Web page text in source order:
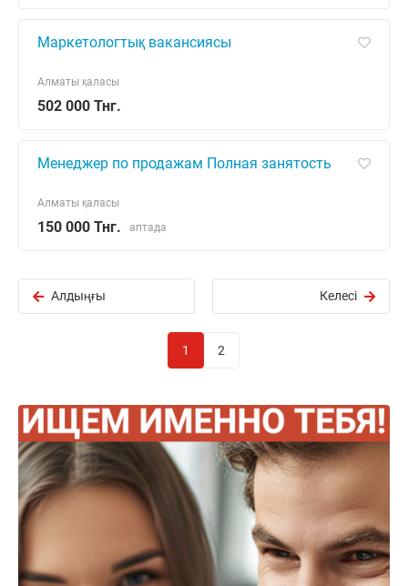
Маркетологтық вакансиясы
502 000 Тнг.
Алматы қаласы
Менеджер по продажам Полная занятость
150 000 Тнг. аптада
Алматы қаласы
Алдыңғы Келесі
1 2